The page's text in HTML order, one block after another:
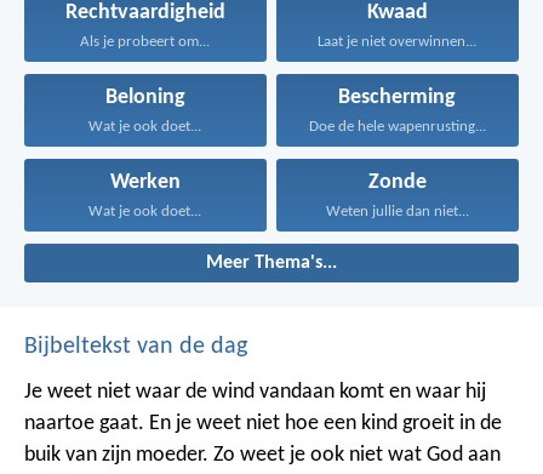
Rechtvaardigheid
Als je probeert om...
Kwaad
Laat je niet overwinnen...
Beloning
Wat je ook doet...
Bescherming
Doe de hele wapenrusting...
Werken
Wat je ook doet...
Zonde
Weten jullie dan niet...
Meer Thema's...
Bijbeltekst van de dag
Je weet niet waar de wind vandaan komt en waar hij
naartoe gaat. En je weet niet hoe een kind groeit in de
buik van zijn moeder. Zo weet je ook niet wat God aan